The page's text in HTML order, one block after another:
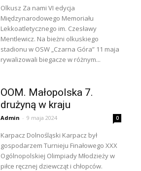
Olkusz Za nami VI edycja
Międzynarodowego Memoriału
Lekkoatletycznego im. Czesławy
Mentlewicz. Na bieżni olkuskiego
stadionu w OSW „Czarna Góra” 11 maja
rywalizowali biegacze w różnym...
OOM. Małopolska 7.
drużyną w kraju
Admin - 9 maja 2024 0
Karpacz Dolnośląski Karpacz był
gospodarzem Turnieju Finałowego XXX
Ogólnopolskiej Olimpiady Młodzieży w
piłce ręcznej dziewcząt i chłopców.